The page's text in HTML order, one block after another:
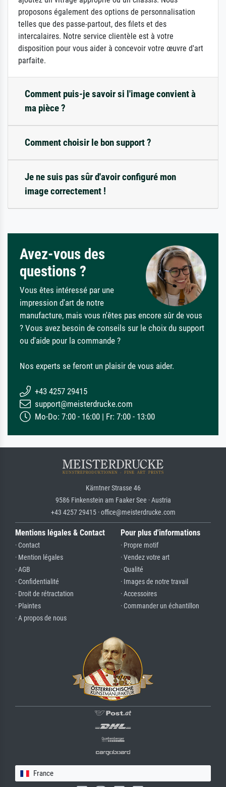
proposons également des options de personnalisation
telles que des passe-partout, des filets et des
intercalaires. Notre service clientèle est à votre
disposition pour vous aider à concevoir votre œuvre d'art
parfaite.
Comment puis-je savoir si l'image convient à
ma pièce ?
Comment choisir le bon support ?
Je ne suis pas sûr d'avoir configuré mon
image correctement !
Avez-vous des
questions ?
Vous êtes intéressé par une
impression d'art de notre
manufacture, mais vous n'êtes pas encore sûr de vous
? Vous avez besoin de conseils sur le choix du support
ou d'aide pour la commande ?
Nos experts se feront un plaisir de vous aider.
+43 4257 29415
support@meisterdrucke.com
Mo-Do: 7:00 - 16:00 | Fr: 7:00 - 13:00
Kärntner Strasse 46
9586 Finkenstein am Faaker See · Austria
+43 4257 29415 · office@meisterdrucke.com
Mentions légales & Contact
· Contact
· Mention légales
· AGB
· Confidentialité
· Droit de rétractation
· Plaintes
· A propos de nous
Pour plus d'informations
· Propre motif
· Vendez votre art
· Qualité
· Images de notre travail
· Accessoires
· Commander un échantillon
France